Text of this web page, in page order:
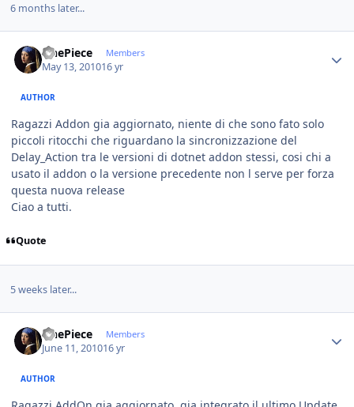
6 months later...
OnePiece Members
May 13, 201016 yr
AUTHOR
Ragazzi Addon gia aggiornato, niente di che sono fato solo
piccoli ritocchi che riguardano la sincronizzazione del
Delay_Action tra le versioni di dotnet addon stessi, cosi chi a
usato il addon o la versione precedente non l serve per forza
questa nuova release
Ciao a tutti.
Quote
5 weeks later...
OnePiece Members
June 11, 201016 yr
AUTHOR